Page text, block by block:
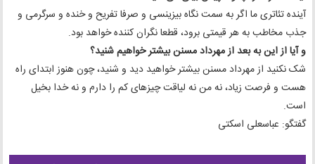
آینده تئاتری ما اگر به سمت نگاه بیزینسی و صرفا تفریح و خنده و سرگرمی و
جذب مخاطب به هر قیمتی برود، قطعا نگران کننده خواهد بود.
و آیا از این به بعد از مهرداد مسنن بیشتر خواهیم شنید؟
شک نکنید از مهرداد مسنن بیشتر خواهید دید و شنید، چون هنوز ابتدای راه
هست و فرصت زیاد، نه من نه لیاقت چیزهای کم را دارم و نه خدا بخیل
است.
گفتگو: عباسعلی اسکتی